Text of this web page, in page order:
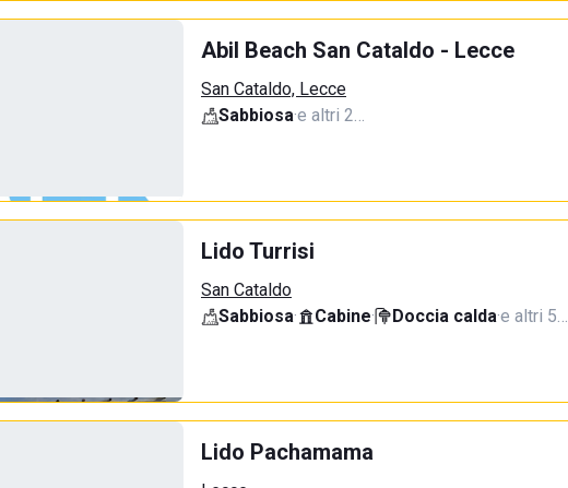
Abil Beach San Cataldo - Lecce
San Cataldo, Lecce
Sabbiosa·e altri 2…
Lido Turrisi
San Cataldo
Sabbiosa· Cabine· Doccia calda·e altri 5…
Lido Pachamama